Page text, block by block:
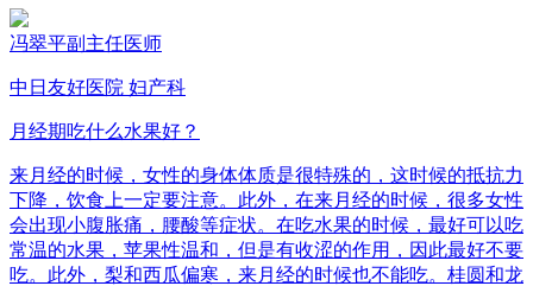
冯翠平副主任医师
中日友好医院 妇产科
月经期吃什么水果好？
来月经的时候，女性的身体体质是很特殊的，这时候的抵抗力
下降，饮食上一定要注意。此外，在来月经的时候，很多女性
会出现小腹胀痛，腰酸等症状。在吃水果的时候，最好可以吃
常温的水果，苹果性温和，但是有收涩的作用，因此最好不要
吃。此外，梨和西瓜偏寒，来月经的时候也不能吃。桂圆和龙